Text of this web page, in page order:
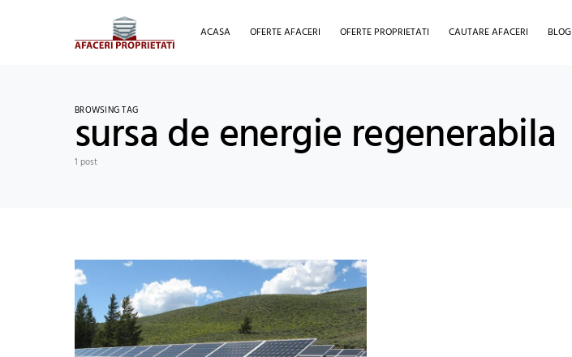
ACASA OFERTE AFACERI OFERTE PROPRIETATI CAUTARE AFACERI BLOG
BROWSING TAG
sursa de energie regenerabila
1 post